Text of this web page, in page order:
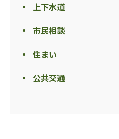
上下水道
市民相談
住まい
公共交通